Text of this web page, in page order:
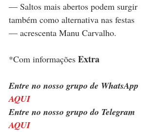
— Saltos mais abertos podem surgir
também como alternativa nas festas
— acrescenta Manu Carvalho.
*Com informações Extra
Entre no nosso grupo de WhatsApp
AQUI
Entre no nosso grupo do Telegram
AQUI